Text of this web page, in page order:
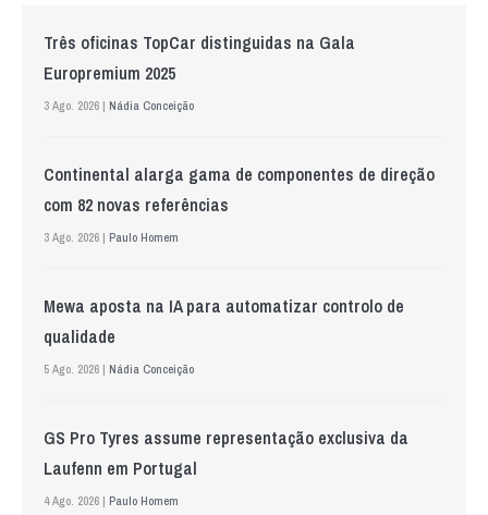
Três oficinas TopCar distinguidas na Gala
Europremium 2025
3 Ago. 2026 | Nádia Conceição
Continental alarga gama de componentes de direção
com 82 novas referências
3 Ago. 2026 | Paulo Homem
Mewa aposta na IA para automatizar controlo de
qualidade
5 Ago. 2026 | Nádia Conceição
GS Pro Tyres assume representação exclusiva da
Laufenn em Portugal
4 Ago. 2026 | Paulo Homem